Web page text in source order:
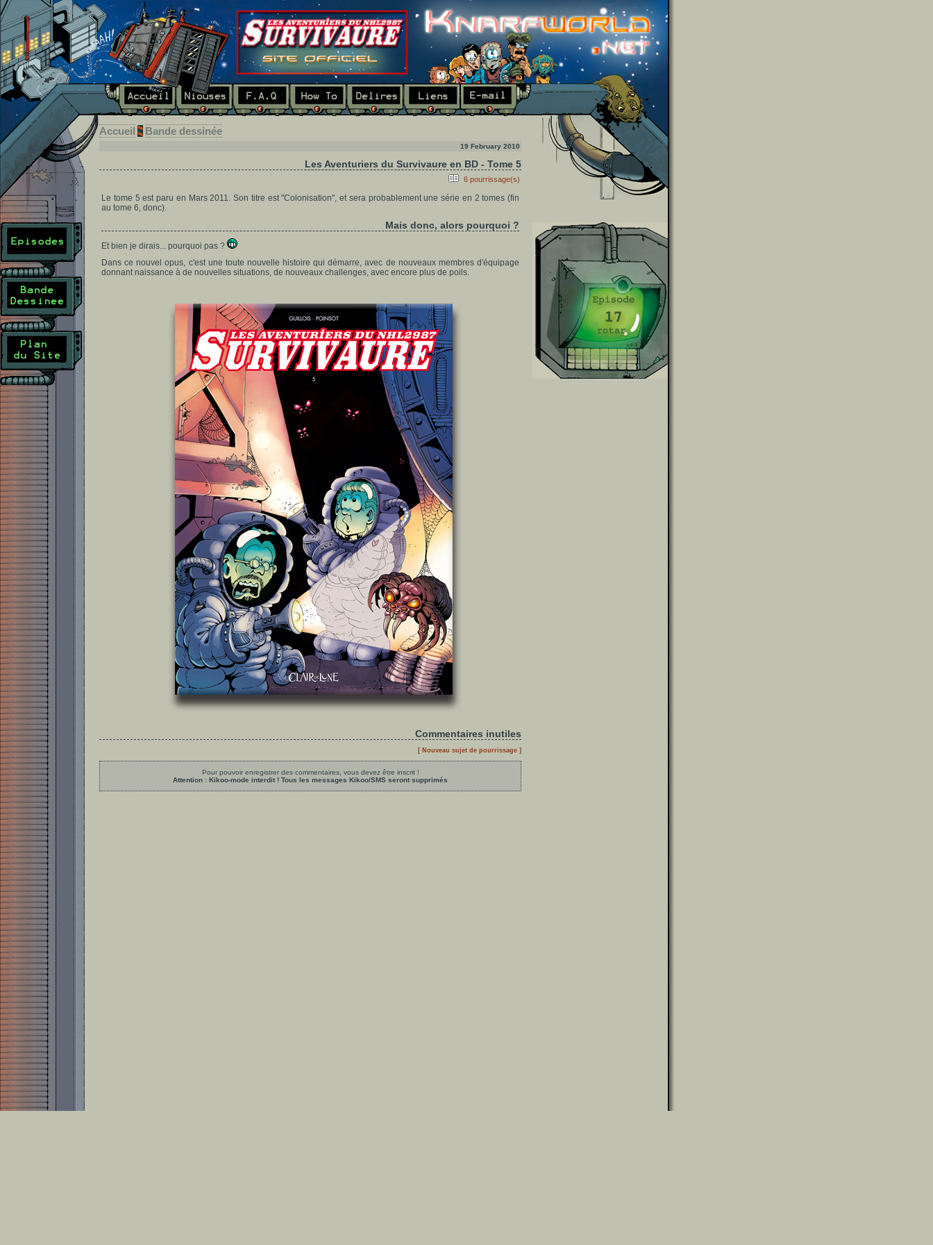
Accueil Bande dessinée
19 February 2010
Les Aventuriers du Survivaure en BD - Tome 5
6 pourrissage(s)
Le tome 5 est paru en Mars 2011. Son titre est "Colonisation", et sera probablement une série en 2 tomes (fin
au tome 6, donc).
Mais donc, alors pourquoi ?
Et bien je dirais... pourquoi pas ?
Dans ce nouvel opus, c'est une toute nouvelle histoire qui démarre, avec de nouveaux membres d'équipage
donnant naissance à de nouvelles situations, de nouveaux challenges, avec encore plus de poils.
Commentaires inutiles
[ Nouveau sujet de pourrissage ]
Pour pouvoir enregistrer des commentaires, vous devez être inscrit !
Attention : Kikoo-mode interdit ! Tous les messages Kikoo/SMS seront supprimés